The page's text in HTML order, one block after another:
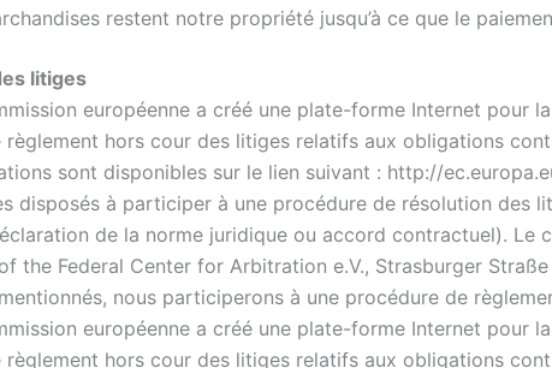
restent notre propriété jusqu’à ce que le
litiges
européenne a créé une plate-forme Internet
règlement hors cour des litiges relatifs aux obligations
sont disponibles sur le lien suivant : http://
disposés à participer à une procédure de résolution des
de la norme juridique ou accord contractuel).
the Federal Center for Arbitration e.V., Strasburger
nous participerons à une procédure de
européenne a créé une plate-forme Internet
règlement hors cour des litiges relatifs aux obligations